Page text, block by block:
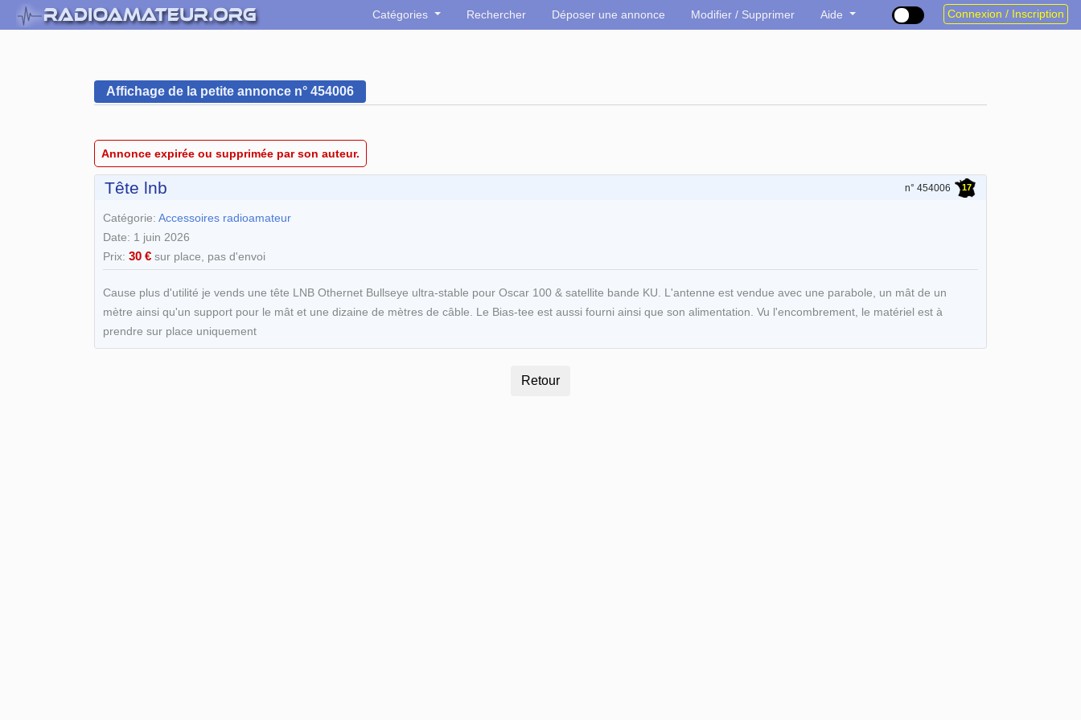
Catégories Rechercher Déposer une annonce Modifier / Supprimer Aide Connexion / Inscription
Affichage de la petite annonce n° 454006
Annonce expirée ou supprimée par son auteur.
Tête lnb n° 454006 17
Catégorie: Accessoires radioamateur
Date: 1 juin 2026
Prix: 30 € sur place, pas d'envoi
Cause plus d'utilité je vends une tête LNB Othernet Bullseye ultra-stable pour Oscar 100 & satellite bande KU. L'antenne est vendue avec une parabole, un mât de un
mètre ainsi qu'un support pour le mât et une dizaine de mètres de câble. Le Bias-tee est aussi fourni ainsi que son alimentation. Vu l'encombrement, le matériel est à
prendre sur place uniquement